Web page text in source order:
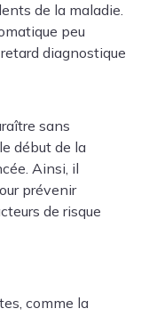
de la maladie.
peu
diagnostique
sans
début de la
Ainsi, il
prévenir
de risque
comme la